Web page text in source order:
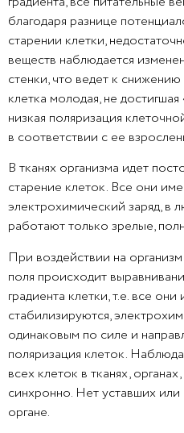
благодаря разнице
старении клетки,
веществ наблюдается
стенки, что ведет к
клетка молодая, не
низкая поляризация
в соответствии с ее
В тканях организма идет
старение клеток. Все они
электрохимический заряд, в
работают только зрелые,
При воздействии на
поля происходит
градиента клетки, т.е. все
стабилизируются,
одинаковым по силе и
поляризация клеток.
всех клеток в тканях,
синхронно. Нет уставших или
органе.